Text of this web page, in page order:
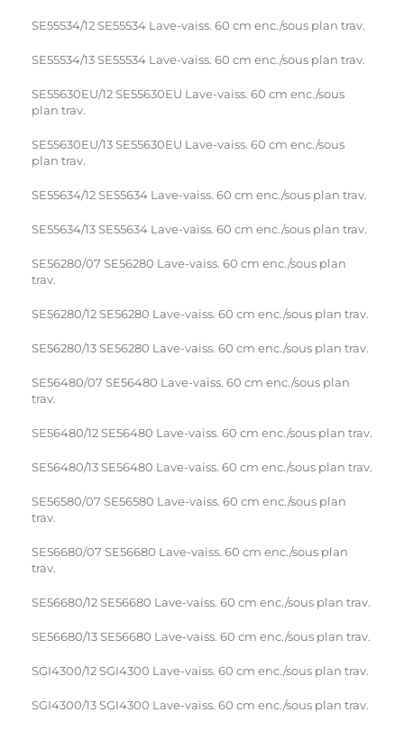
SE55534/12 SE55534 Lave-vaiss. 60 cm enc./sous plan trav.
SE55534/13 SE55534 Lave-vaiss. 60 cm enc./sous plan trav.
SE55630EU/12 SE55630EU Lave-vaiss. 60 cm enc./sous
plan trav.
SE55630EU/13 SE55630EU Lave-vaiss. 60 cm enc./sous
plan trav.
SE55634/12 SE55634 Lave-vaiss. 60 cm enc./sous plan trav.
SE55634/13 SE55634 Lave-vaiss. 60 cm enc./sous plan trav.
SE56280/07 SE56280 Lave-vaiss. 60 cm enc./sous plan
trav.
SE56280/12 SE56280 Lave-vaiss. 60 cm enc./sous plan trav.
SE56280/13 SE56280 Lave-vaiss. 60 cm enc./sous plan trav.
SE56480/07 SE56480 Lave-vaiss. 60 cm enc./sous plan
trav.
SE56480/12 SE56480 Lave-vaiss. 60 cm enc./sous plan trav.
SE56480/13 SE56480 Lave-vaiss. 60 cm enc./sous plan trav.
SE56580/07 SE56580 Lave-vaiss. 60 cm enc./sous plan
trav.
SE56680/07 SE56680 Lave-vaiss. 60 cm enc./sous plan
trav.
SE56680/12 SE56680 Lave-vaiss. 60 cm enc./sous plan trav.
SE56680/13 SE56680 Lave-vaiss. 60 cm enc./sous plan trav.
SGI4300/12 SGI4300 Lave-vaiss. 60 cm enc./sous plan trav.
SGI4300/13 SGI4300 Lave-vaiss. 60 cm enc./sous plan trav.